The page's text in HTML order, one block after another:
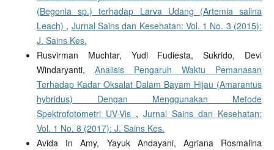
(Begonia sp.) terhadap Larva Udang (Artemia salina
Leach) , Jurnal Sains dan Kesehatan: Vol. 1 No. 3 (2015):
J. Sains Kes.
Rusvirman Muchtar, Yudi Fudiesta, Sukrido, Devi
Windaryanti, Analisis Pengaruh Waktu Pemanasan
Terhadap Kadar Oksalat Dalam Bayam Hijau (Amarantus
hybridus) Dengan Menggunakan Metode
Spektrofotometri UV-Vis ,Jurnal Sains dan Kesehatan:
Vol. 1 No. 8 (2017): J. Sains Kes.
Avida In Amy, Yayuk Andayani, Agriana Rosmalina